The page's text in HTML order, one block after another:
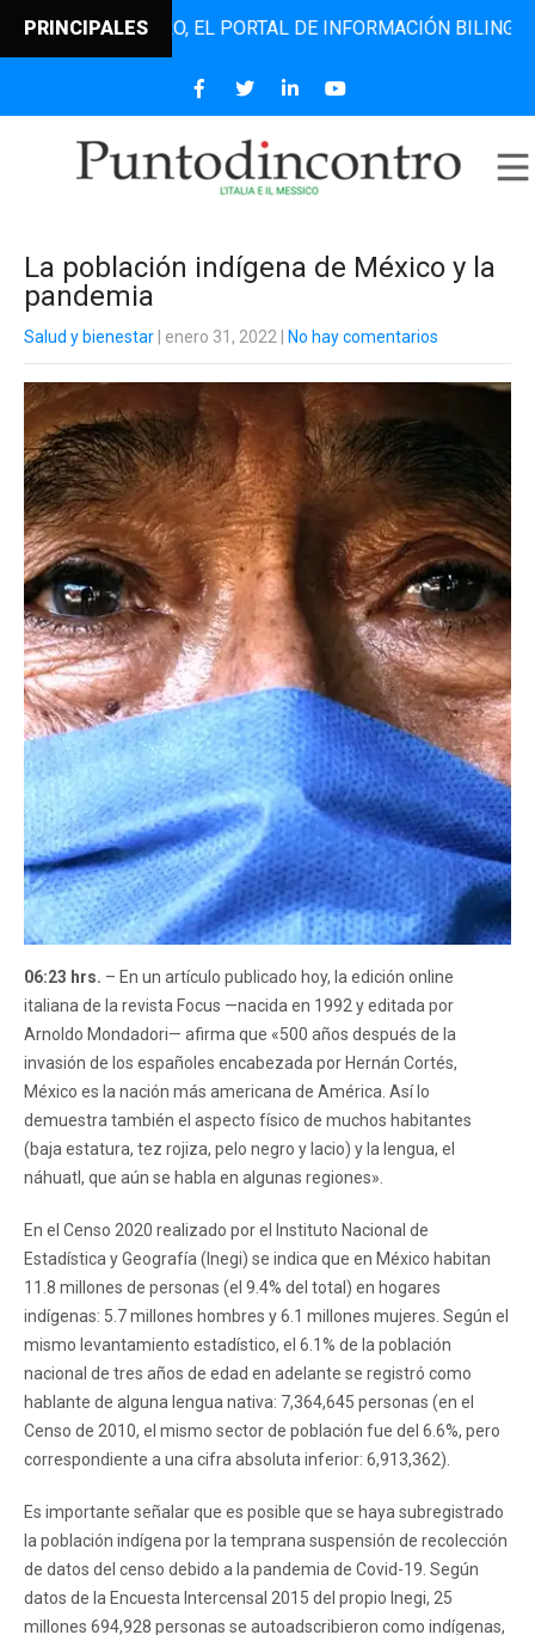
PRINCIPALESEL PORTAL DE INFORMACIÓN BILINGÜE
La población indígena de México y la
pandemia
Salud y bienestar | enero 31, 2022 No hay comentarios
06:23 hrs. – En un artículo publicado hoy, la edición online
italiana de la revista Focus —nacida en 1992 y editada por
Arnoldo Mondadori— afirma que «500 años después de la
invasión de los españoles encabezada por Hernán Cortés,
México es la nación más americana de América. Así lo
demuestra también el aspecto físico de muchos habitantes
(baja estatura, tez rojiza, pelo negro y lacio) y la lengua, el
náhuatl, que aún se habla en algunas regiones».
En el Censo 2020 realizado por el Instituto Nacional de
Estadística y Geografía (Inegi) se indica que en México habitan
11.8 millones de personas (el 9.4% del total) en hogares
indígenas: 5.7 millones hombres y 6.1 millones mujeres. Según el
mismo levantamiento estadístico, el 6.1% de la población
nacional de tres años de edad en adelante se registró como
hablante de alguna lengua nativa: 7,364,645 personas (en el
Censo de 2010, el mismo sector de población fue del 6.6%, pero
correspondiente a una cifra absoluta inferior: 6,913,362).
Es importante señalar que es posible que se haya subregistrado
la población indígena por la temprana suspensión de recolección
de datos del censo debido a la pandemia de Covid-19. Según
datos de la Encuesta Intercensal 2015 del propio Inegi, 25
millones 694,928 personas se autoadscribieron como indígenas,